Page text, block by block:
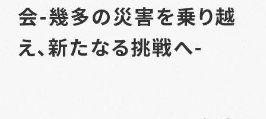
会-幾多の災害を乗り越
え、新たなる挑戦へ-